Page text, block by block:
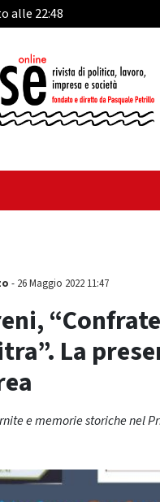
alle 22:48
"Cava
perché
- 26 Maggio 2022 11:47
La
e memorie storiche nel